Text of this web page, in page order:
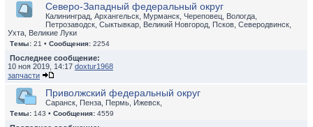
Северо-Западный федеральный округ
Калининград, Архангельск, Мурманск, Череповец, Вологда,
Петрозаводск, Сыктывкар, Великий Новгород, Псков, Северодвинск,
Ухта, Великие Луки
Темы: 21 • Сообщения: 2254
Последнее сообщение:
10 ноя 2019, 14:17 doxtur1968
запчасти
Приволжский федеральный округ
Саранск, Пенза, Пермь, Ижевск,
Темы: 143 • Сообщения: 4559